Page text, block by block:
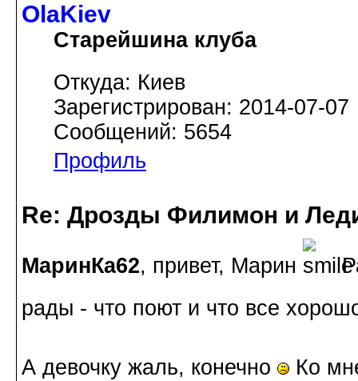
OlaKiev
Старейшина клуба
Откуда: Киев
Зарегистрирован: 2014-07-07
Сообщений: 5654
Профиль
Re: Дрозды Филимон и
МаринКа62, привет, Марин
рады - что поют и что все
А девочку жаль, конечно
Ко